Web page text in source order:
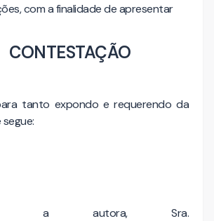
com a finalidade de apresentar
CONTESTAÇÃO
tanto expondo e requerendo da
a autora, Sra.